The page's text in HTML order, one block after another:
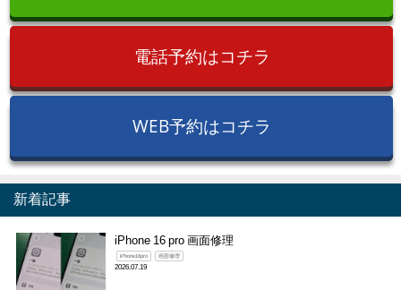
電話予約はコチラ
WEB予約はコチラ
新着記事
iPhone 16 pro 画面修理
iPhone16pro 画面修理
2026.07.19